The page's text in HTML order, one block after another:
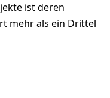
ist deren
mehr als ein Drittel